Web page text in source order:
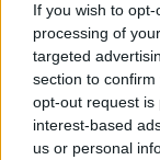
If you wish to
processing of
targeted
section to
opt-out request is
interest-based
us or personal
και την
και